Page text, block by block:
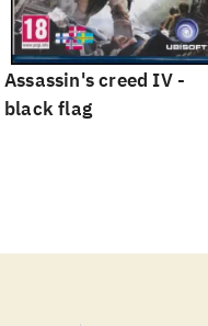
Assassin's creed IV -
black flag